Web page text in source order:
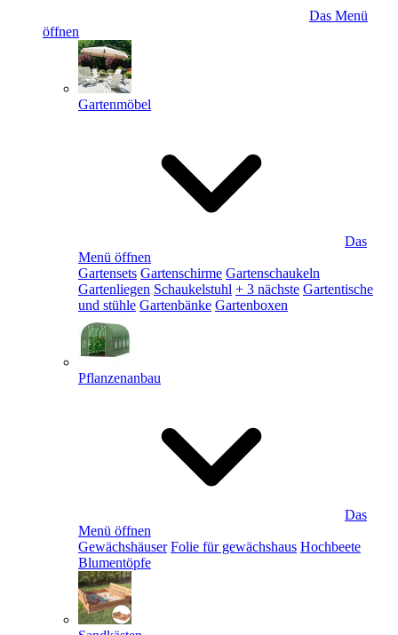
Das Menü
öffnen
Gartenmöbel
Das
Menü öffnen
Gartensets Gartenschirme Gartenschaukeln
Gartenliegen Schaukelstuhl + 3 nächste Gartentische
und stühle Gartenbänke Gartenboxen
Pflanzenanbau
Das
Menü öffnen
Gewächshäuser Folie für gewächshaus Hochbeete
Blumentöpfe